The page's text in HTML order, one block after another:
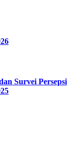
Survei Persepsi